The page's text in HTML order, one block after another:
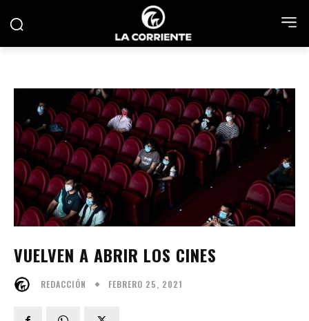
VUELVEN A ABRIR LOS CINES
REDACCIÓN FEBRERO 25, 2021